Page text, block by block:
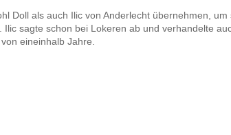
Doll als auch Ilic von Anderlecht übernehmen, um
Ilic sagte schon bei Lokeren ab und verhandelte
eineinhalb Jahre.